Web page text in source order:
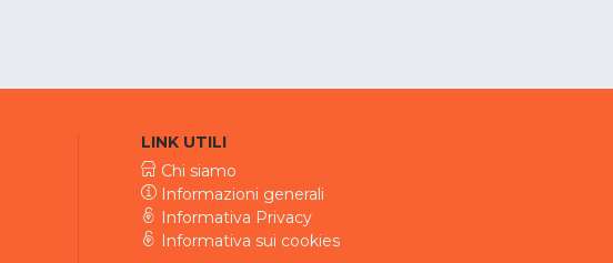
LINK UTILI
Chi siamo
Informazioni generali
Informativa Privacy
Informativa sui cookies